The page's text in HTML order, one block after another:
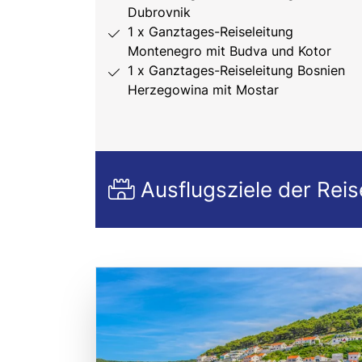
Dubrovnik
1 x Ganztages-Reiseleitung
Montenegro mit Budva und Kotor
1 x Ganztages-Reiseleitung Bosnien
Herzegowina mit Mostar
Ausflugsziele der